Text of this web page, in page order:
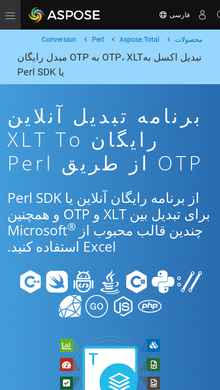
Toggle navigation فارسی
محصولات Aspose.Total
Perl
Conversion
تبدیل اکسل بهOTP، XLT به OTP مبدل رایگان
یا Perl SDK
برنامه تبدیل آنلاین
رایگان XLT To
OTP از طریق Perl
از برنامه رایگان آنلاین یا Perl SDK
برای تبدیل بین XLT و OTP و همچنین
چندین قالب محبوب از Microsoft ®
Excel استفاده کنید.